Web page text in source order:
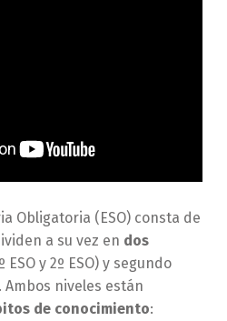
Obligatoria (ESO) consta de
a su vez en dos
y 2º ESO) y segundo
Ambos niveles están
de conocimiento: